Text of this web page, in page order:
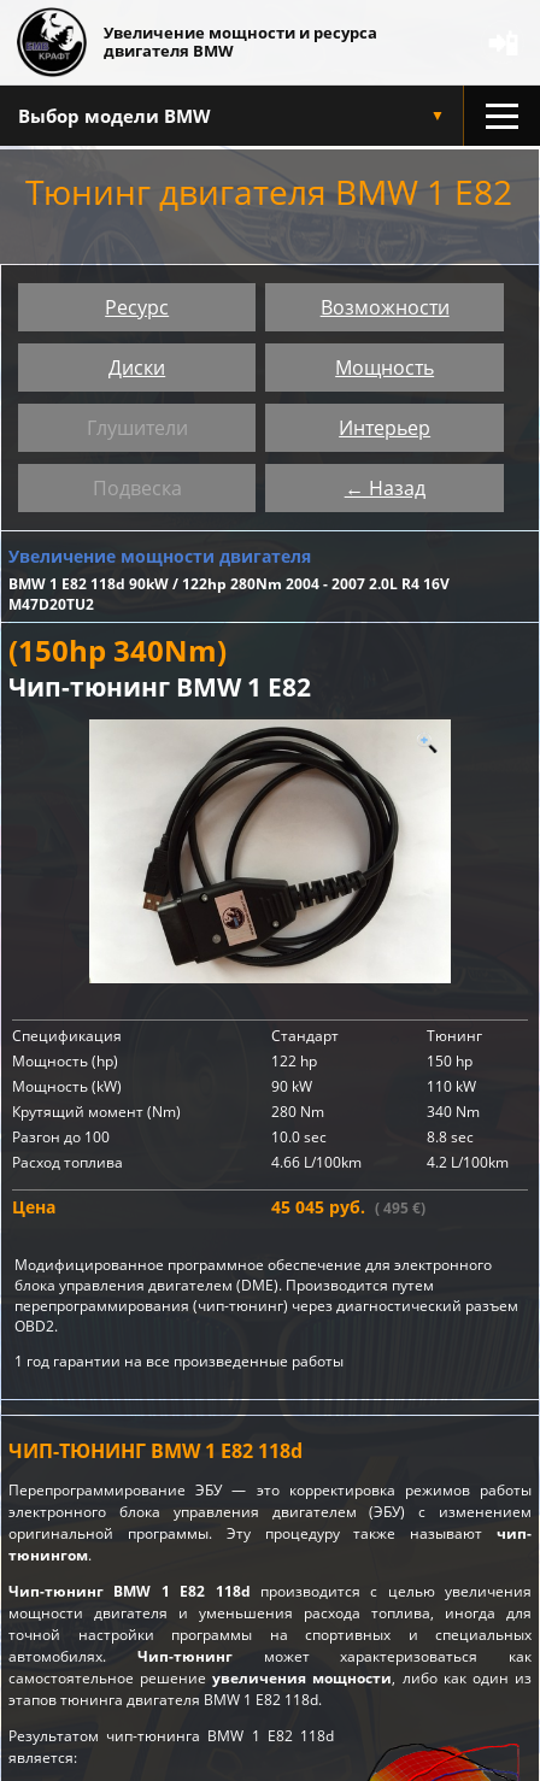
Увеличение мощности и ресурса
двигателя BMW
Выбор модели BMW ▼
Тюнинг двигателя BMW 1 E82
Ресурс Возможности
Диски Мощность
Глушители Интерьер
Подвеска ← Назад
Увеличение мощности двигателя
BMW 1 E82 118d 90kW / 122hp 280Nm 2004 - 2007 2.0L R4 16V
M47D20TU2
(150hp 340Nm)
Чип-тюнинг BMW 1 E82
Спецификация Стандарт
Тюнинг
Мощность (hp)
122 hp
150 hp
Мощность (kW)
90 kW
110 kW
Крутящий момент (Nm)
280 Nm
340 Nm
Разгон до 100
10.0 sec
8.8 sec
Расход топлива
4.66 L/100km 4.2 L/100km
Цена 45 045 руб. ( 495 €)
Модифицированное программное обеспечение для электронного
блока управления двигателем (DME). Производится путем
перепрограммирования (чип-тюнинг) через диагностический разъем
OBD2.
1 год гарантии на все произведенные работы
ЧИП-ТЮНИНГ BMW 1 E82 118d
Перепрограммирование ЭБУ — это корректировка режимов работы
электронного блока управления двигателем (ЭБУ) с изменением
оригинальной программы. Эту процедуру также называют чип-
тюнингом.
Чип-тюнинг BMW 1 E82 118d производится с целью увеличения
мощности двигателя и уменьшения расхода топлива, иногда для
точной настройки программы на спортивных и специальных
автомобилях. Чип-тюнингможет характеризоваться как
самостоятельное решениеувеличения мощности, либо как один из
этаповтюнинга двигателя BMW 1 E82 118d.
Результатом чип-тюнинга BMW 1 E82 118d
является: